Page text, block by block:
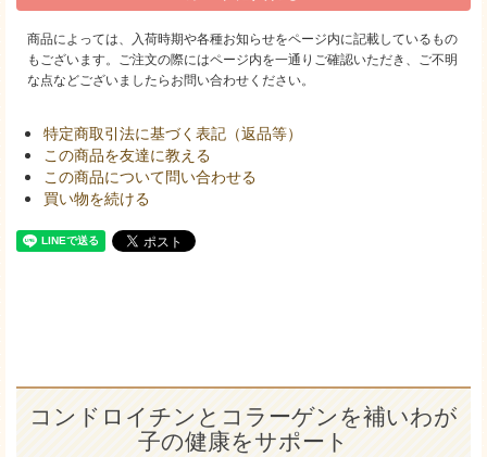
商品によっては、入荷時期や各種お知らせをページ内に記載しているもの
もございます。ご注文の際にはページ内を一通りご確認いただき、ご不明
な点などございましたらお問い合わせください。
特定商取引法に基づく表記（返品等）
この商品を友達に教える
この商品について問い合わせる
買い物を続ける
コンドロイチンとコラーゲンを補いわが
子の健康をサポート